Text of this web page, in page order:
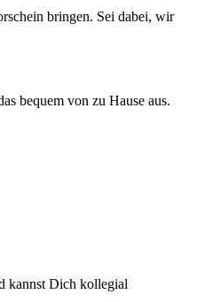
bringen. Sei dabei, wir
bequem von zu Hause aus.
kannst Dich kollegial